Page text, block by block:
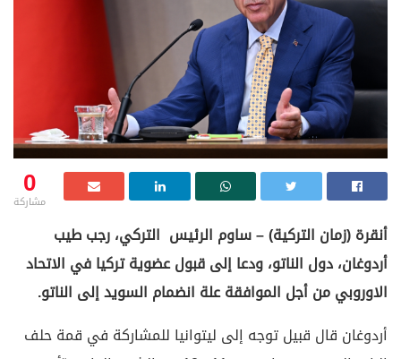
0
مشاركة
أنقرة (زمان التركية) – ساوم الرئيس التركي، رجب طيب
أردوغان، دول الناتو، ودعا إلى قبول عضوية تركيا في الاتحاد
الاوروبي من أجل الموافقة علة انضمام السويد إلى الناتو.
أردوغان قال قبيل توجه إلى ليتوانيا للمشاركة في قمة حلف